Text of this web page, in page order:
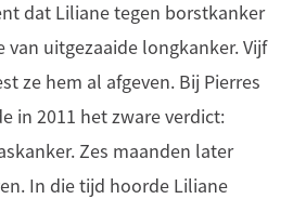
dat Liliane tegen borstkanker
van uitgezaaide longkanker. Vijf
ze hem al afgeven. Bij Pierres
in 2011 het zware verdict:
Zes maanden later
In die tijd hoorde Liliane